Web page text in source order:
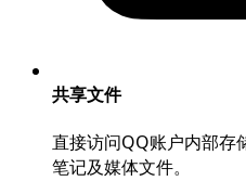
共享文件
直接访问QQ账户内部存
笔记及媒体文件。